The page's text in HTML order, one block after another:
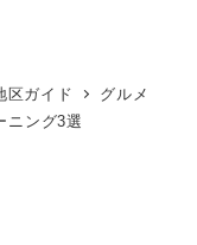
区ガイド
グルメ
ニング3選